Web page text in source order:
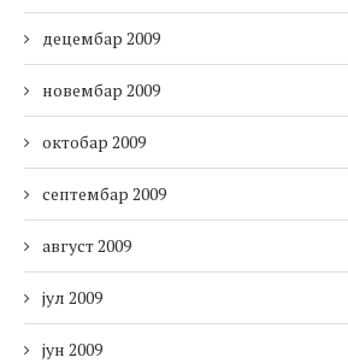
децембар 2009
новембар 2009
октобар 2009
септембар 2009
август 2009
јул 2009
јун 2009